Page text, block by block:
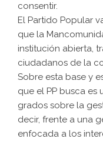
consentir.
El Partido Popular
que la
institución abierta,
ciudadanos de la
Sobre esta base y
que el PP busca es
grados sobre la
decir, frente a una
enfocada a los